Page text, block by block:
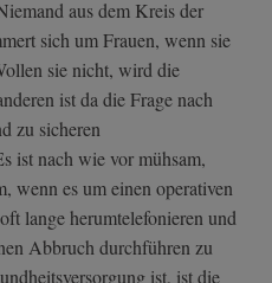
aus dem Kreis der
sich um Frauen, wenn sie
sie nicht, wird die
ist da die Frage nach
zu sicheren
ist nach wie vor mühsam,
wenn es um einen operativen
lange herumtelefonieren und
Abbruch durchführen zu
ist, ist die